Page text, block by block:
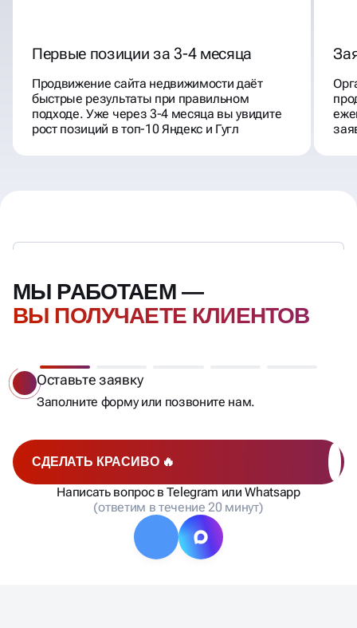
Первые позиции за 3-4 месяца
Продвижение сайта недвижимости даёт
быстрые результаты при правильном
подходе. Уже через 3-4 месяца вы увидите
рост позиций в топ-10 Яндекс и Гугл
МЫ РАБОТАЕМ —
ВЫ ПОЛУЧАЕТЕ КЛИЕНТОВ
СДЕЛАТЬ КРАСИВО 🔥
Написать вопрос в Telegram или Whatsapp
(ответим в течение 20 минут)
Оставьте заявку
Заполните форму или позвоните нам.